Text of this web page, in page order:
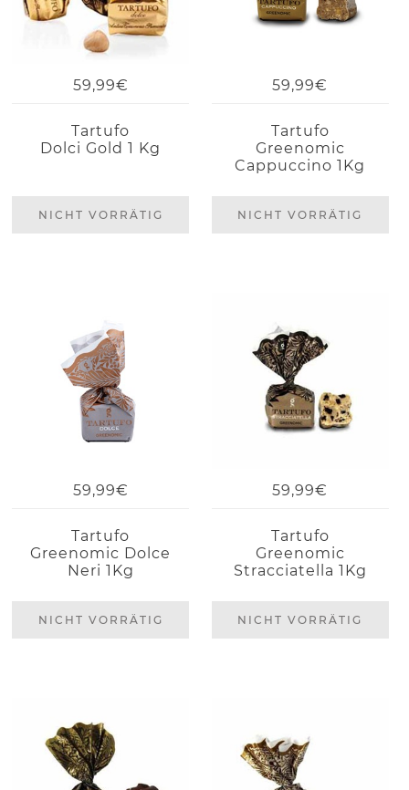
59,99€
Tartufo
Dolci Gold 1 Kg
NICHT VORRÄTIG
59,99€
Tartufo
Greenomic
Cappuccino 1Kg
NICHT VORRÄTIG
59,99€
Tartufo
Greenomic Dolce
Neri 1Kg
NICHT VORRÄTIG
59,99€
Tartufo
Greenomic
Stracciatella 1Kg
NICHT VORRÄTIG